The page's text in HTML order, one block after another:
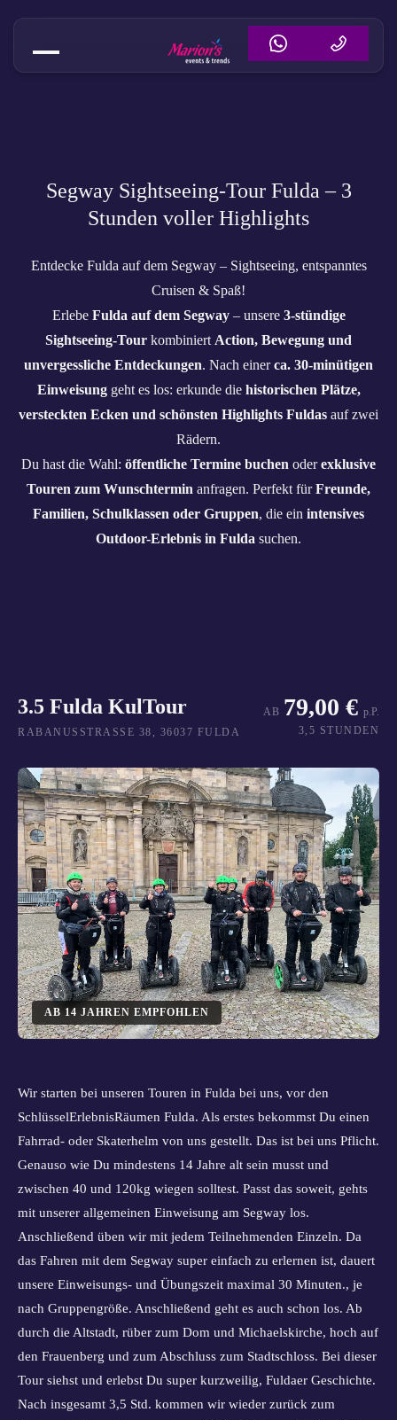
Segway Sightseeing-Tour Fulda – 3
Stunden voller Highlights
Entdecke Fulda auf dem Segway – Sightseeing, entspanntes
Cruisen & Spaß!
Erlebe Fulda auf dem Segway– unsere 3-stündige
Sightseeing-Tour kombiniert Action, Bewegung und
unvergessliche Entdeckungen. Nach einerca. 30-minütigen
Einweisunggeht es los: erkunde die historischen Plätze,
versteckten Ecken und schönsten Highlights Fuldas auf zwei
Rädern.
Du hast die Wahl: öffentliche Termine buchen oderexklusive
Touren zum Wunschtermin anfragen. Perfekt fürFreunde,
Familien, Schulklassen oder Gruppen, die ein intensives
Outdoor-Erlebnis in Fulda suchen.
3.5 Fulda KulTour
RABANUSSTRASSE 38, 36037 FULDA
AB 79,00 € p.P.
3,5 STUNDEN
AB 14 JAHREN EMPFOHLEN
Wir starten bei unseren Touren in Fulda bei uns, vor den
SchlüsselErlebnisRäumen Fulda. Als erstes bekommst Du einen
Fahrrad- oder Skaterhelm von uns gestellt. Das ist bei uns Pflicht.
Genauso wie Du mindestens 14 Jahre alt sein musst und
zwischen 40 und 120kg wiegen solltest. Passt das soweit, gehts
mit unserer allgemeinen Einweisung am Segway los.
Anschließend üben wir mit jedem Teilnehmenden Einzeln. Da
das Fahren mit dem Segway super einfach zu erlernen ist, dauert
unsere Einweisungs- und Übungszeit maximal 30 Minuten., je
nach Gruppengröße. Anschließend geht es auch schon los. Ab
durch die Altstadt, rüber zum Dom und Michaelskirche, hoch auf
den Frauenberg und zum Abschluss zum Stadtschloss. Bei dieser
Tour siehst und erlebst Du super kurzweilig, Fuldaer Geschichte.
Nach insgesamt 3,5 Std. kommen wir wieder zurück zum